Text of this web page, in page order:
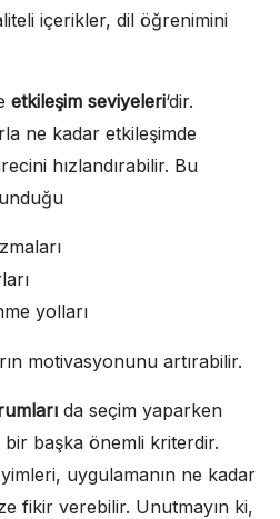
içerikler, dil öğrenimini
etkileşim seviyeleri‘dir.
ne kadar etkileşimde
hızlandırabilir. Bu
yolları
motivasyonunu artırabilir.
da seçim yaparken
bir başka önemli kriterdir.
uygulamanın ne kadar
fikir verebilir. Unutmayın ki,